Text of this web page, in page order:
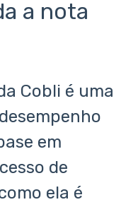
a nota
Cobli é uma
em
de
ela é